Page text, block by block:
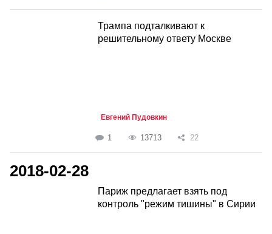
Трампа подталкивают к
решительному ответу Москве
Евгений Пудовкин
1 13713 22
2018-02-28
Париж предлагает взять под
контроль "режим тишины" в Сирии